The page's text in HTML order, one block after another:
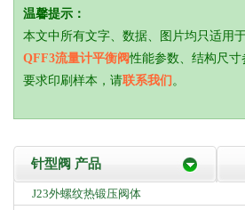
温馨提示：
本文中所有文字、数据、图片均只适用
QFF3流量计平衡阀性能参数、结构尺
要求印刷样本，请联系我们 。
针型阀 产品
J23外螺纹热锻压阀体